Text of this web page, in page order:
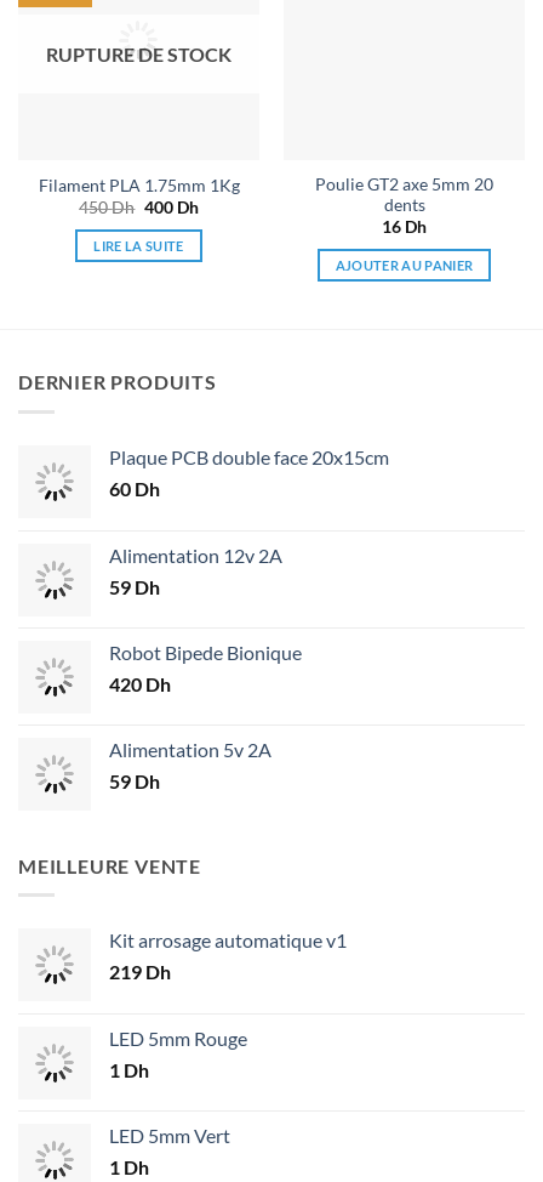
RUPTURE DE STOCK
Filament PLA 1.75mm 1Kg
450Dh Le
initial
était :
400 DhLe
LIRE LA SUITE
Poulie GT2 axe 5mm 20
dents
16 Dh
AJOUTER AU PANIER
DERNIER PRODUITS
Plaque PCB double face 20x15cm
60 Dh
Alimentation 12v 2A
59 Dh
Robot Bipede Bionique
420 Dh
Alimentation 5v 2A
59 Dh
MEILLEURE VENTE
Kit arrosage automatique v1
219 Dh
LED 5mm Rouge
1 Dh
LED 5mm Vert
1 Dh